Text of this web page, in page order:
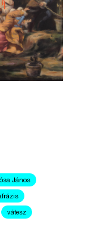
János
vátesz